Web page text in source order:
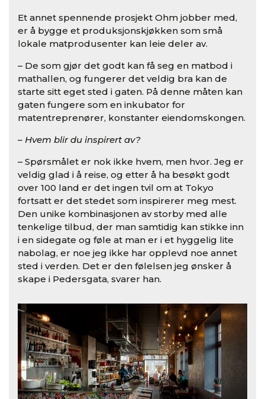
Et annet spennende prosjekt Ohm jobber med,
er å bygge et produksjonskjøkken som små
lokale matprodusenter kan leie deler av.
– De som gjør det godt kan få seg en matbod i
mathallen, og fungerer det veldig bra kan de
starte sitt eget sted i gaten. På denne måten kan
gaten fungere som en inkubator for
matentreprenører, konstanter eiendomskongen.
– Hvem blir du inspirert av?
– Spørsmålet er nok ikke hvem, men hvor. Jeg er
veldig glad i å reise, og etter å ha besøkt godt
over 100 land er det ingen tvil om at Tokyo
fortsatt er det stedet som inspirerer meg mest.
Den unike kombinasjonen av storby med alle
tenkelige tilbud, der man samtidig kan stikke inn
i en sidegate og føle at man er i et hyggelig lite
nabolag, er noe jeg ikke har opplevd noe annet
sted i verden. Det er den følelsen jeg ønsker å
skape i Pedersgata, svarer han.